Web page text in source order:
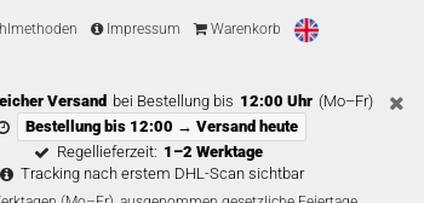
Impressum Warenkorb
Versand bei Bestellung bis 12:00 Uhr (Mo–Fr)
Bestellung bis 12:00 → Versand heute
Regellieferzeit: 1–2 Werktage
Tracking nach erstem DHL-Scan sichtbar